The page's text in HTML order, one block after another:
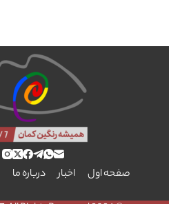
صفحه اول اخبار درباره ما